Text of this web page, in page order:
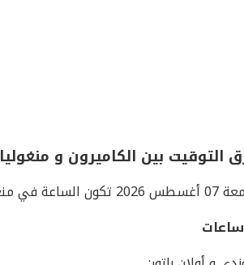
التوقيت بين الكاميرون و منغوليا
في منغوليا